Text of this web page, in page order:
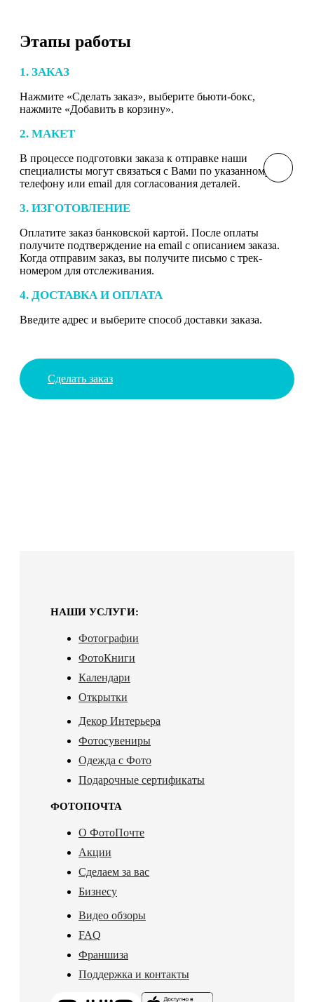
Этапы работы
1. ЗАКАЗ
Нажмите «Сделать заказ», выберите бьюти-бокс,
нажмите «Добавить в корзину».
2. МАКЕТ
В процессе подготовки заказа к отправке наши
специалисты могут связаться с Вами по указанному
телефону или email для согласования деталей.
3. ИЗГОТОВЛЕНИЕ
Оплатите заказ банковской картой. После оплаты
получите подтверждение на email с описанием заказа.
Когда отправим заказ, вы получите письмо с трек-
номером для отслеживания.
4. ДОСТАВКА И ОПЛАТА
Введите адрес и выберите способ доставки заказа.
Сделать заказ
НАШИ УСЛУГИ:
Фотографии
ФотоКниги
Календари
Открытки
Декор Интерьера
Фотосувениры
Одежда с Фото
Подарочные сертификаты
ФОТОПОЧТА
О ФотоПочте
Акции
Сделаем за вас
Бизнесу
Видео обзоры
FAQ
Франшиза
Поддержка и контакты